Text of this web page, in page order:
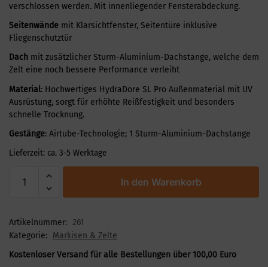
verschlossen werden. Mit innenliegender Fensterabdeckung.
Seitenwände mit Klarsichtfenster, Seitentüre inklusive
Fliegenschutztür
Dach mit zusätzlicher Sturm-Aluminium-Dachstange, welche dem
Zelt eine noch bessere Performance verleiht
Material: Hochwertiges HydraDore SL Pro Außenmaterial mit UV
Ausrüstung, sorgt für erhöhte Reißfestigkeit und besonders
schnelle Trocknung.
Gestänge: Airtube-Technologie; 1 Sturm-Aluminium-Dachstange
Lieferzeit: ca. 3-5 Werktage
In den Warenkorb
Artikelnummer: 261
Kategorie: Markisen & Zelte
Kostenloser Versand für alle Bestellungen über 100,00 Euro